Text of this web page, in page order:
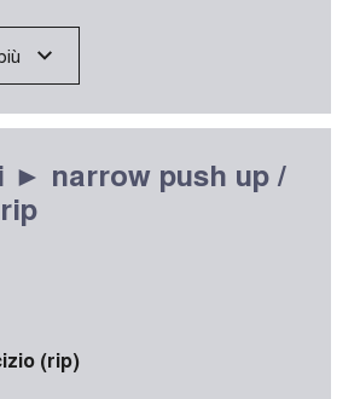
► narrow push up /
(rip)